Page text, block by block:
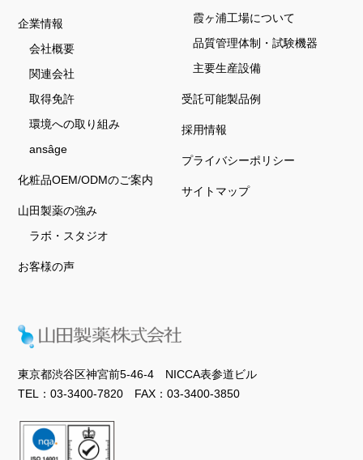
企業情報
会社概要
関連会社
取得免許
環境への取り組み
ansâge
化粧品OEM/ODMのご案内
山田製薬の強み
ラボ・スタジオ
お客様の声
霞ヶ浦工場について
品質管理体制・試験機器
主要生産設備
受託可能製品例
採用情報
プライバシーポリシー
サイトマップ
東京都渋谷区神宮前5-46-4 NICCA表参道ビル
TEL：03-3400-7820 FAX：03-3400-3850